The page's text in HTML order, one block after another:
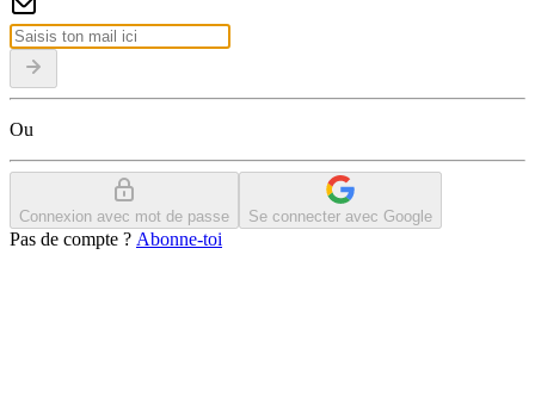
Ou
Connexion avec mot de passe Se connecter avec Google
Pas de compte ? Abonne-toi